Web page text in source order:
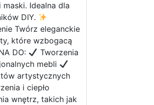
Idealna dla
DIY.
Twórz eleganckie
które wzbogacą
DO:
Tworzenia
mebli
artystycznych
i ciepło
wnętrz, takich jak